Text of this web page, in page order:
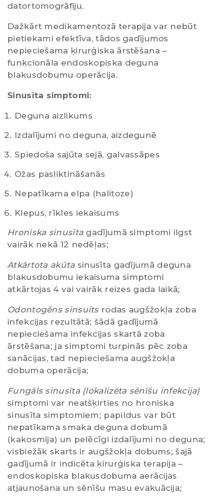
datortomogrāfiju.
Dažkārt medikamentozā terapija var nebūt
pietiekami efektīva, tādos gadījumos
nepieciešama ķirurģiska ārstēšana –
funkcionāla endoskopiska deguna
blakusdobumu operācija.
Sinusīta simptomi:
Deguna aizlikums
Izdalījumi no deguna, aizdegunē
Spiedoša sajūta sejā, galvassāpes
Ožas pasliktināšanās
Nepatīkama elpa (halitoze)
Klepus, rīkles iekaisums
Hroniska sinusītagadījumā simptomi ilgst
vairāk nekā 12 nedēļas;
Atkārtota akūtasinusīta gadījumā deguna
blakusdobumu iekaisuma simptomi
atkārtojas 4 vai vairāk reizes gada laikā;
Odontogēns sinsuīts rodas augšžokļa zoba
infekcijas rezultātā; šādā gadījumā
nepieciešama infekcijas skartā zoba
ārstēšana; ja simptomi turpinās pēc zoba
sanācijas, tad nepieciešama augšžokļa
dobuma operācija;
Fungāls sinusīta (lokalizēta sēnīšu infekcija)
simptomi var neatšķirties no hroniska
sinusīta simptomiem; papildus var būt
nepatīkama smaka deguna dobumā
(kakosmija) un pelēcīgi izdalījumi no deguna;
visbiežāk skarts ir augšžokļa dobums; šajā
gadījumā ir indicēta ķirurģiska terapija –
endoskopiska blakusdobuma aerācijas
atjaunošana un sēnīšu masu evakuācija;